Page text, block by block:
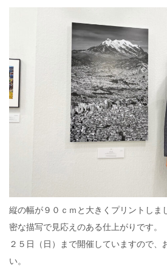
縦の幅が９０ｃｍと大きくプリントしま
密な描写で見応えのある仕上がりです。
２５日（日）まで開催していますので、
い。